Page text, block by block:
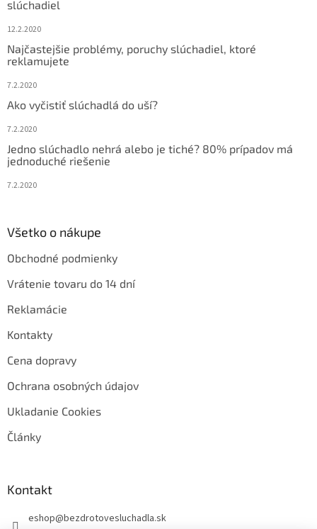
slúchadiel
12.2.2020
Najčastejšie problémy, poruchy slúchadiel, ktoré
reklamujete
7.2.2020
Ako vyčistiť slúchadlá do uší?
7.2.2020
Jedno slúchadlo nehrá alebo je tiché? 80% prípadov má
jednoduché riešenie
7.2.2020
Všetko o nákupe
Obchodné podmienky
Vrátenie tovaru do 14 dní
Reklamácie
Kontakty
Cena dopravy
Ochrana osobných údajov
Ukladanie Cookies
Články
Kontakt
eshop@bezdrotovesluchadla.sk